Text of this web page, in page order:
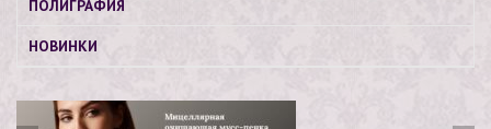
ПОЛИГРАФИЯ
НОВИНКИ